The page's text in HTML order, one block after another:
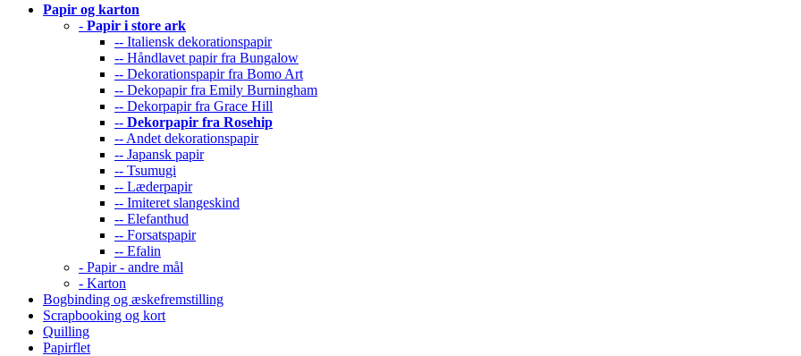
Papir og karton
- Papir i store ark
-- Italiensk dekorationspapir
-- Håndlavet papir fra Bungalow
-- Dekorationspapir fra Bomo Art
-- Dekopapir fra Emily Burningham
-- Dekorpapir fra Grace Hill
-- Dekorpapir fra Rosehip
-- Andet dekorationspapir
-- Japansk papir
-- Tsumugi
-- Læderpapir
-- Imiteret slangeskind
-- Elefanthud
-- Forsatspapir
-- Efalin
- Papir - andre mål
- Karton
Bogbinding og æskefremstilling
Scrapbooking og kort
Quilling
Papirflet